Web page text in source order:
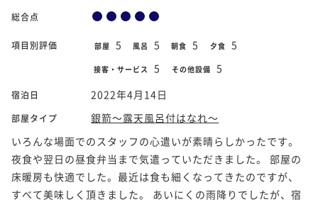
総合点
項目別評価 部屋 5 風呂 5 朝食 5 夕食 5
接客・サービス 5 その他設備 5
宿泊日 2022年4月14日
部屋タイプ
銀箭～露天風呂付はなれ～
いろんな場面でのスタッフの心遣いが素晴らしかったです。
夜食や翌日の昼食弁当まで気遣っていただきました。 部屋の
床暖房も快適でした。最近は食も細くなってきたのですが、
すべて美味しく頂きました。 あいにくの雨降りでしたが、宿